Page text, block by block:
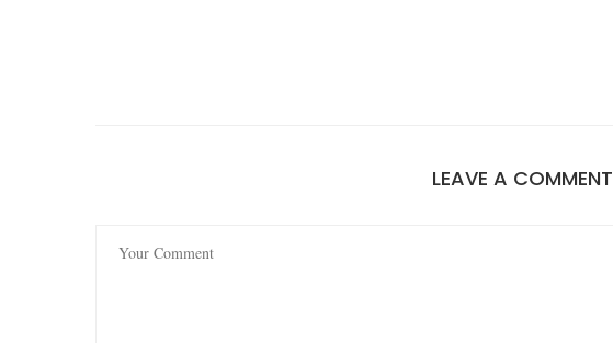
LEAVE A COMMENT